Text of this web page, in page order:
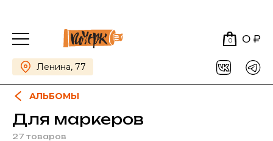
0 0 ₽
Ленина, 77
АЛЬБОМЫ
Для маркеров
27 товаров